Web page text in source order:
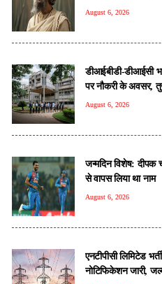
August 6, 2026
डीआईबीडी-डीआईसी
पर नौकरी के अवसर,
August 6, 2026
जन्मदिन विशेष: दीपक
से वापस लिया था नाम
August 6, 2026
एनटीपीसी लिमिटेड
नोटिफिकेशन जारी,